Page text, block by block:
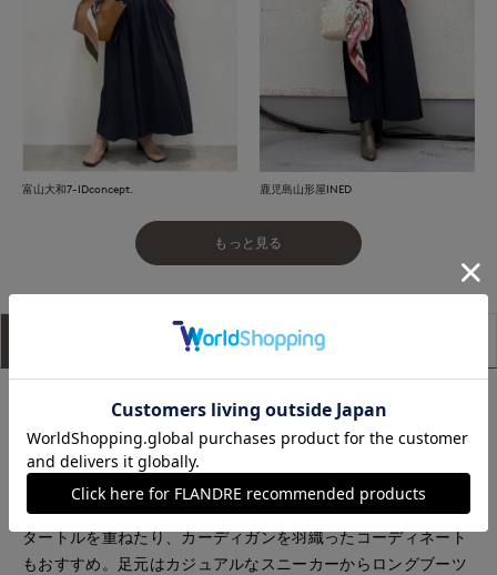
富山大和7-IDconcept. 鹿児島山形屋INED
もっと見る
サイズ詳細
シルエットとネックの開きに拘ったバンドカラーワンピース。
小ぶりなバンドカラーが女性らしいシルエットを叶えてくれま
す。ウエストにギャザーを入れているので、目線が上がってス
タイルアップ効果も期待できます。肌寒い時期にはインナーに
タートルを重ねたり、カーディガンを羽織ったコーディネート
もおすすめ。足元はカジュアルなスニーカーからロングブーツ